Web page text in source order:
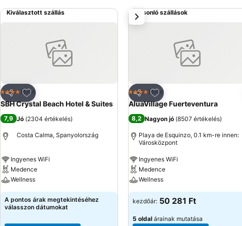
Kiválasztott szállás
Megosztás
Hozzáadás a kedvencekhez
4 Kategória
Hotel
SBH Crystal Beach Hotel & Suites
7,9 Jó (2304 értékelés)
Costa Calma, Spanyolország
Ingyenes WiFi
Medence
Wellness
A pontos árak megtekintéséhez
válasszon dátumokat
Hasonló szállások
Megosztás
Hozzáadás a
4 Kategória
Hotel
AluaVillage Fuerteventura
8,2 Nagyon jó (8507 értékelés)
Playa de Esquinzo, 0.1 km-re innen:
Városközpont
Ingyenes WiFi
Medence
Wellness
kezdőár: 50 281 Ft
5 oldal árainak mutatása
következő